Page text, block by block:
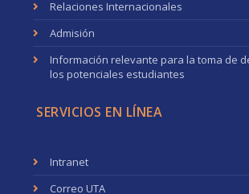
Relaciones Internacionales
Admisión
Información relevante para la toma de
los potenciales estudiantes
SERVICIOS EN LÍNEA
Intranet
Correo UTA